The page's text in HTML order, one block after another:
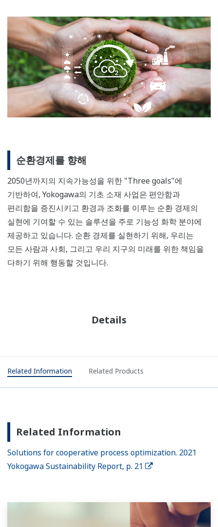
순환경제를 향해
2050년까지의 지속가능성을 위한 "Three goals"에
기반하여, Yokogawa의 기초 소재 사업은 편안함과
편리함을 증진시키고 환경과 조화를 이루는 순환 경제의
실현에 기여할 수 있는 솔루션을 주로 기능성 화학 분야에
제공하고 있습니다. 순환 경제를 실현하기 위해, 우리는
모든 사람과 사회, 그리고 우리 지구의 미래를 위한 책임을
다하기 위해 행동할 것입니다.
Details
Related Information Related Products
Related Information
Solutions for cooperative process optimization. 2021
Yokogawa Sustainability Report, p. 21